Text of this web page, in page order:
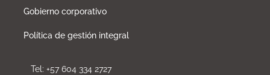
Gobierno corporativo
Política de gestión integral
Tel: +57 604 334 2727